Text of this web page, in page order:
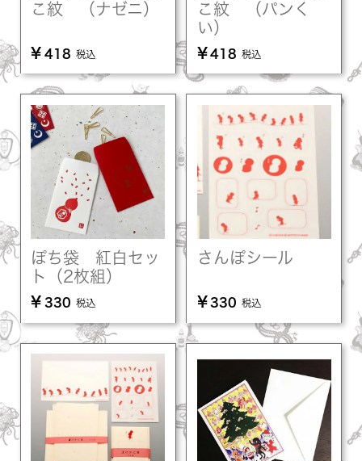
こ紋 （ナゼニ）
¥ 418 税込
こ紋 （パンく
い）
¥ 418 税込
ぽち袋 紅白セッ
ト（2枚組）
¥ 330 税込
さんぽシール
¥ 330 税込